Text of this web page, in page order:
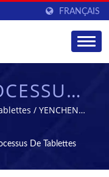
FRANÇAIS
-
DE
POUR
/ YENCHEN
pharmaceutiques
De Tablettes